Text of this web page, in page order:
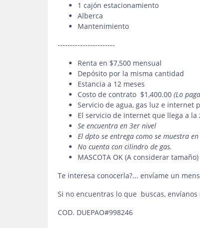
1 cajón estacionamiento
Alberca
Mantenimiento
-----------------------
Renta en $7,500 mensual
Depósito por la misma cantidad
Estancia a 12 meses
Costo de contrato $1,400.00 (Lo
Servicio de agua, gas luz e internet
El servicio de internet que llega a
Se encuentra en 3er nivel
El dpto se entrega como se muestra
No cuenta con cilindro de gas.
MASCOTA OK (A considerar tamaño)
Te interesa conocerla?... envíame un
Si no encuentras lo que buscas,
COD. DUEPAO#998246